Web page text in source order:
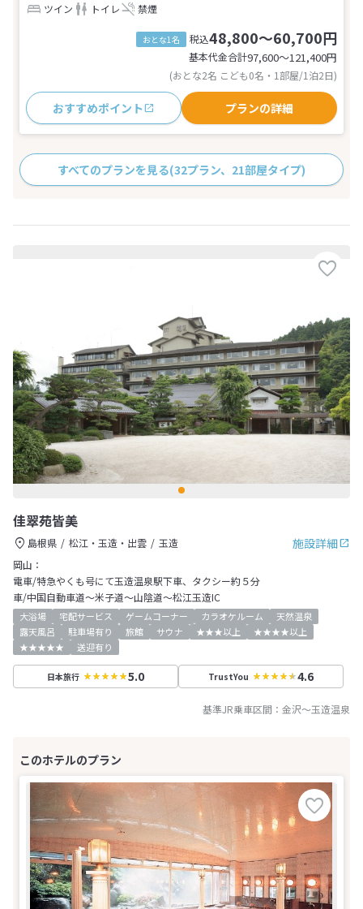
ツイン
トイレ 禁煙
おとな1名 税込48,800～60,700円
基本代金合計97,600〜121,400円
(おとな2名 こども0名・1部屋/1泊2日)
おすすめポイント プランの詳細
すべてのプランを見る(32プラン、21部屋タイプ)
佳翠苑皆美
施設詳細
島根県 松江・玉造・出雲
玉造
岡山：
電車/特急やくも号にて玉造温泉駅下車、タクシー約５分
車/中国自動車道～米子道～山陰道～松江玉造IC
大浴場 宅配サービス ゲームコーナー カラオケルーム
天然温泉
露天風呂
駐車場有り 旅館 サウナ ★★★以上
★★★★以上
★★★★★
送迎有り
日本旅行 5.0 TrustYou 4.6
基準JR乗車区間： 金沢～玉造温泉